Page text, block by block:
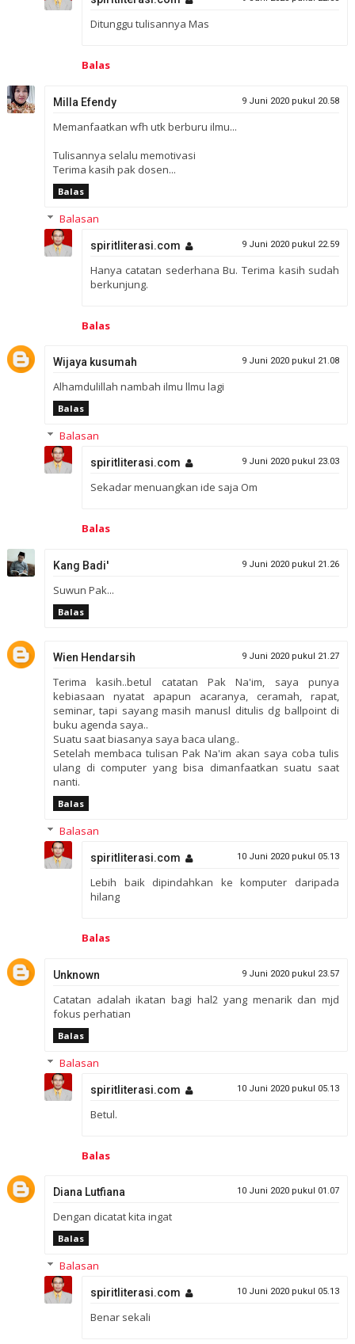
Ditunggu tulisannya Mas
Balas
Milla Efendy 9 Juni 2020 pukul 20.58
Memanfaatkan wfh utk berburu ilmu...
Tulisannya selalu memotivasi
Terima kasih pak dosen...
Balas
Balasan
spiritliterasi.com 9 Juni 2020 pukul 22.59
Hanya catatan sederhana Bu. Terima kasih sudah
berkunjung.
Balas
Wijaya kusumah 9 Juni 2020 pukul 21.08
Alhamdulillah nambah ilmu llmu lagi
Balas
Balasan
spiritliterasi.com 9 Juni 2020 pukul 23.03
Sekadar menuangkan ide saja Om
Balas
Kang Badi' 9 Juni 2020 pukul 21.26
Suwun Pak...
Balas
Wien Hendarsih 9 Juni 2020 pukul 21.27
Terima kasih..betul catatan Pak Na'im, saya punya
kebiasaan nyatat apapun acaranya, ceramah, rapat,
seminar, tapi sayang masih manusl ditulis dg ballpoint di
buku agenda saya..
Suatu saat biasanya saya baca ulang..
Setelah membaca tulisan Pak Na'im akan saya coba tulis
ulang di computer yang bisa dimanfaatkan suatu saat
nanti.
Balas
Balasan
spiritliterasi.com 10 Juni 2020 pukul 05.13
Lebih baik dipindahkan ke komputer daripada
hilang
Balas
Unknown 9 Juni 2020 pukul 23.57
Catatan adalah ikatan bagi hal2 yang menarik dan mjd
fokus perhatian
Balas
Balasan
spiritliterasi.com 10 Juni 2020 pukul 05.13
Betul.
Balas
Diana Lutfiana 10 Juni 2020 pukul 01.07
Dengan dicatat kita ingat
Balas
Balasan
spiritliterasi.com 10 Juni 2020 pukul 05.13
Benar sekali